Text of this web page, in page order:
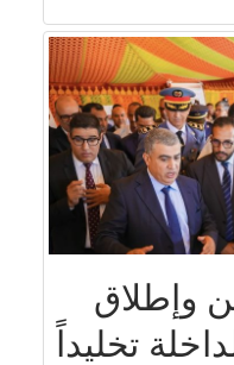
وإطلاق
تخليداً